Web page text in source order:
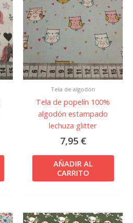
Tela de algodón
Tela de popelín 100%
algodón estampado
lechuza glitter
7,95 €
AÑADIR AL
CARRITO